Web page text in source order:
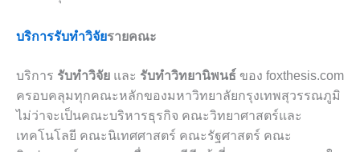
บริการรับทำวิจัยรายคณะ
บริการ รับทำวิจัย และ รับทำวิทยานิพนธ์ ของ foxthesis.com
ครอบคลุมทุกคณะหลักของมหาวิทยาลัยกรุงเทพสุวรรณภูมิ
ไม่ว่าจะเป็นคณะบริหารธุรกิจ คณะวิทยาศาสตร์และ
เทคโนโลยี คณะนิเทศศาสตร์ คณะรัฐศาสตร์ คณะ